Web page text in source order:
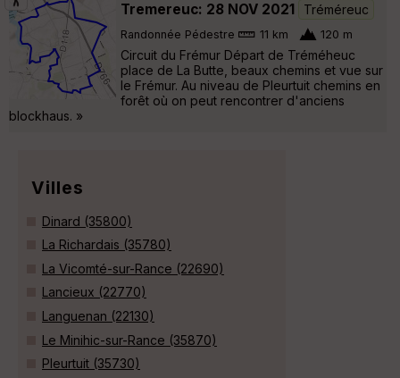
Tremereuc: 28 NOV 2021 Tréméreuc
Randonnée Pédestre 11 km 120 m
Circuit du Frémur Départ de Tréméheuc
place de La Butte, beaux chemins et vue sur
le Frémur. Au niveau de Pleurtuit chemins en
forêt où on peut rencontrer d'anciens
blockhaus. »
Villes
Dinard (35800)
La Richardais (35780)
La Vicomté-sur-Rance (22690)
Lancieux (22770)
Languenan (22130)
Le Minihic-sur-Rance (35870)
Pleurtuit (35730)